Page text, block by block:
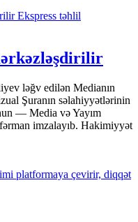
Ekspress təhlil
ləğv edilən Medianın
Şuranın səlahiyyətlərinin
— Media və Yayım
fərman imzalayıb. Hakimiyyət